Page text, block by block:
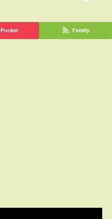
Pocket Feedly